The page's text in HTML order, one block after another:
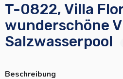
T-0822, Villa
wunderschöne
Salzwasserpool
Beschreibung